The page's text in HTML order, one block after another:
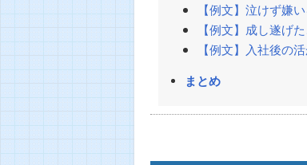
【例文】泣けず嫌
【例文】成し遂げ
【例文】入社後の
まとめ